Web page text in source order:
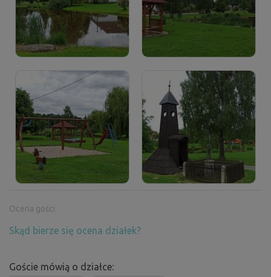
Ocena gości
Skąd bierze się ocena działek?
Goście mówią o działce: